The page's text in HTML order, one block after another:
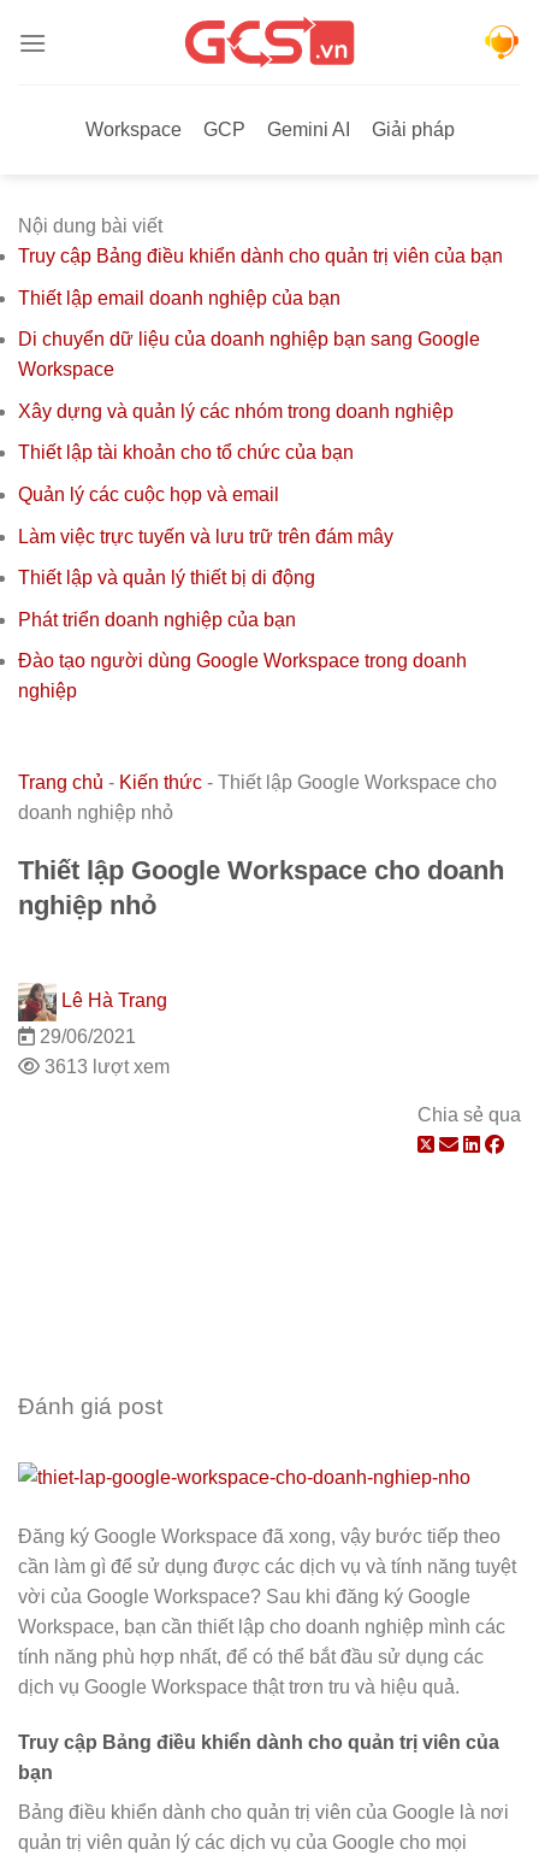
qua
Workspace
GCP Gemini AI Giải pháp
Nội dung bài viết
Truy cập Bảng điều khiển dành cho quản trị viên của bạn
Thiết lập email doanh nghiệp của bạn
Di chuyển dữ liệu của doanh nghiệp bạn sang Google
Workspace
Xây dựng và quản lý các nhóm trong doanh nghiệp
Thiết lập tài khoản cho tổ chức của bạn
Quản lý các cuộc họp và email
Làm việc trực tuyến và lưu trữ trên đám mây
Thiết lập và quản lý thiết bị di động
Phát triển doanh nghiệp của bạn
Đào tạo người dùng Google Workspace trong doanh
nghiệp
Trang chủ - Kiến thức - Thiết lập Google Workspace cho
doanh nghiệp nhỏ
Thiết lập Google Workspace cho doanh
nghiệp nhỏ
Lê Hà Trang
29/06/2021
3613 lượt xem
Đánh giá post
Chia sẻ qua
Đăng ký Google Workspace đã xong, vậy bước tiếp theo
cần làm gì để sử dụng được các dịch vụ và tính năng tuyệt
vời của Google Workspace? Sau khi đăng ký Google
Workspace, bạn cần thiết lập cho doanh nghiệp mình các
tính năng phù hợp nhất, để có thể bắt đầu sử dụng các
dịch vụ Google Workspace thật trơn tru và hiệu quả.
Truy cập Bảng điều khiển dành cho quản trị viên của
bạn
Bảng điều khiển dành cho quản trị viên của Google là nơi
quản trị viên quản lý các dịch vụ của Google cho mọi